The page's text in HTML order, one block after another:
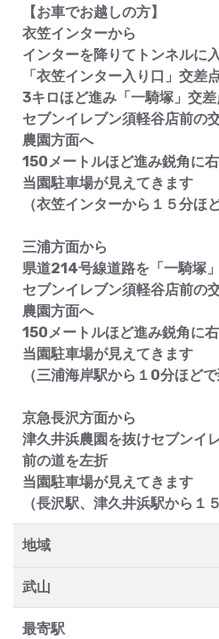
【お車でお越しの方】
衣笠インターから
インターを降りてトンネルに
「衣笠インター入り口」交差
3キロほど進み「一騎塚」交
セブンイレブン須軽谷店前の
農園方面へ
150メートルほど進み鋭角に
当園駐車場が見えてきます
（衣笠インターから１５分ほ
三浦方面から
県道214号線道路を「一騎塚
セブンイレブン須軽谷店前の
農園方面へ
150メートルほど進み鋭角に
当園駐車場が見えてきます
（三浦海岸駅から１0分ほどで
京急長沢方面から
津久井浜農園を抜けセブンイ
前の道を左折
当園駐車場が見えてきます
（長沢駅、津久井浜駅から１
地域
武山
最寄駅